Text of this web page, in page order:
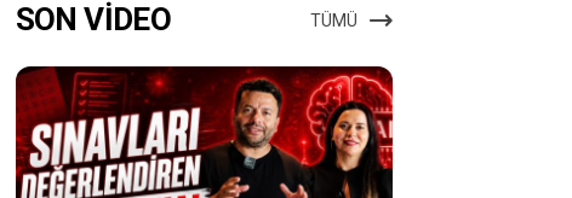
SON VİDEO TÜMÜ